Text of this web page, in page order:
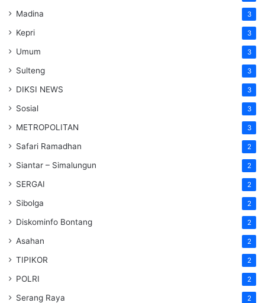
Madina 3
Kepri 3
Umum 3
Sulteng 3
DIKSI NEWS 3
Sosial 3
METROPOLITAN 3
Safari Ramadhan 2
Siantar – Simalungun 2
SERGAI 2
Sibolga 2
Diskominfo Bontang 2
Asahan 2
TIPIKOR 2
POLRI 2
Serang Raya 2